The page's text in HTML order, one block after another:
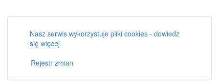
Nasz serwis wykorzystuje pliki cookies - dowiedz
się więcej
Rejestr zmian